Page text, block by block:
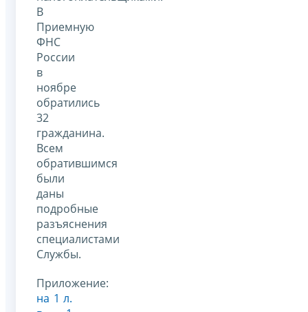
В
Приемную
ФНС
России
в
ноябре
обратились
32
гражданина.
Всем
обратившимся
были
даны
подробные
разъяснения
специалистами
Службы.
Приложение:
на 1 л.